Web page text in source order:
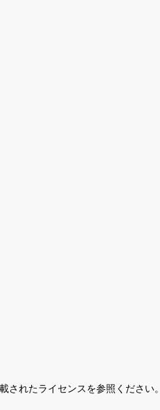
されたライセンスを参照ください。